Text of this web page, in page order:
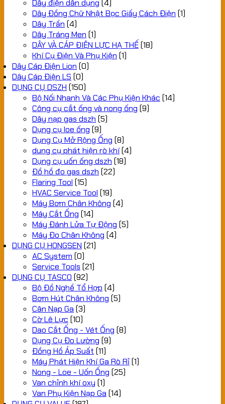
Dây điện dân dụng (4)
Dây Đồng Chữ Nhật Bọc Giấy Cách Điện (1)
Dây Trần (4)
Dây Tráng Men (1)
DÂY VÀ CÁP ĐIỆN LỰC HẠ THẾ(18)
Khí Cụ Điện Và Phụ Kiện (1)
Dây Cáp Điện Lion (0)
Dây Cáp Điện LS (0)
DỤNG CỤ DSZH (150)
Bộ Nối Nhanh Và Các Phụ Kiện Khác (14)
Công cụ cắt ống và nong ống (9)
Dây nạp gas dszh (5)
Dụng cụ loe ống (9)
Dụng Cụ Mở Rộng Ống (8)
dung cụ phát hiện rò khí(4)
Dụng cụ uốn ống dszh (18)
Đồ hồ đo gas dszh (22)
Flaring Tool (15)
HVAC Service Tool (19)
Máy Bơm Chân Không (4)
Máy Cắt Ống (14)
Máy Đánh Lửa Tự Động (5)
Máy Đo Chân Không (4)
DỤNG CỤ HONGSEN (21)
AC System (0)
Service Tools (21)
DỤNG CỤ TASCO (92)
Bộ Đồ Nghề Tổ Hợp (4)
Bơm Hút Chân Không (5)
Cân Nạp Ga (3)
Cờ Lê Lực (10)
Dao Cắt Ống - Vét Ống (8)
Dụng Cụ Đo Lường (9)
Đồng Hồ Áp Suất (11)
Máy Phát Hiện Khí Ga Rò Rỉ(1)
Nong - Loe - Uốn Ống (25)
Van chỉnh khí oxy (1)
Van Phụ Kiện Nạp Ga (14)